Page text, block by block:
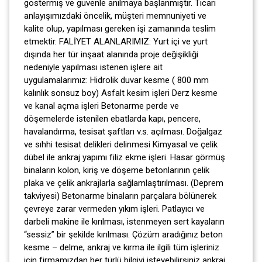
göstermiş ve güvenle anılmaya başlanmıştır. Ticari
anlayışımızdaki öncelik, müşteri memnuniyeti ve
kalite olup, yapılması gereken işi zamanında teslim
etmektir. FALİYET ALANLARIMIZ: Yurt içi ve yurt
dışında her tür inşaat alanında proje değişikliği
nedeniyle yapılması istenen işlere ait
uygulamalarımız: Hidrolik duvar kesme ( 800 mm
kalınlık sonsuz boy) Asfalt kesim işleri Derz kesme
ve kanal açma işleri Betonarme perde ve
döşemelerde istenilen ebatlarda kapı, pencere,
havalandırma, tesisat şaftları v.s. açılması. Doğalgaz
ve sıhhi tesisat delikleri delinmesi Kimyasal ve çelik
dübel ile ankraj yapımı filiz ekme işleri. Hasar görmüş
binaların kolon, kiriş ve döşeme betonlarının çelik
plaka ve çelik ankrajlarla sağlamlaştırılması. (Deprem
takviyesi) Betonarme binaların parçalara bölünerek
çevreye zarar vermeden yıkım işleri. Patlayıcı ve
darbeli makine ile kırılması, istenmeyen sert kayaların
“sessiz” bir şekilde kırılması. Çözüm aradığınız beton
kesme – delme, ankraj ve kırma ile ilgili tüm işleriniz